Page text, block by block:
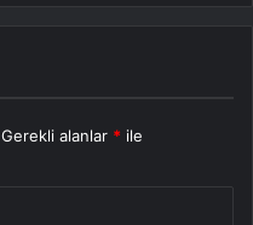
Gerekli alanlar * ile